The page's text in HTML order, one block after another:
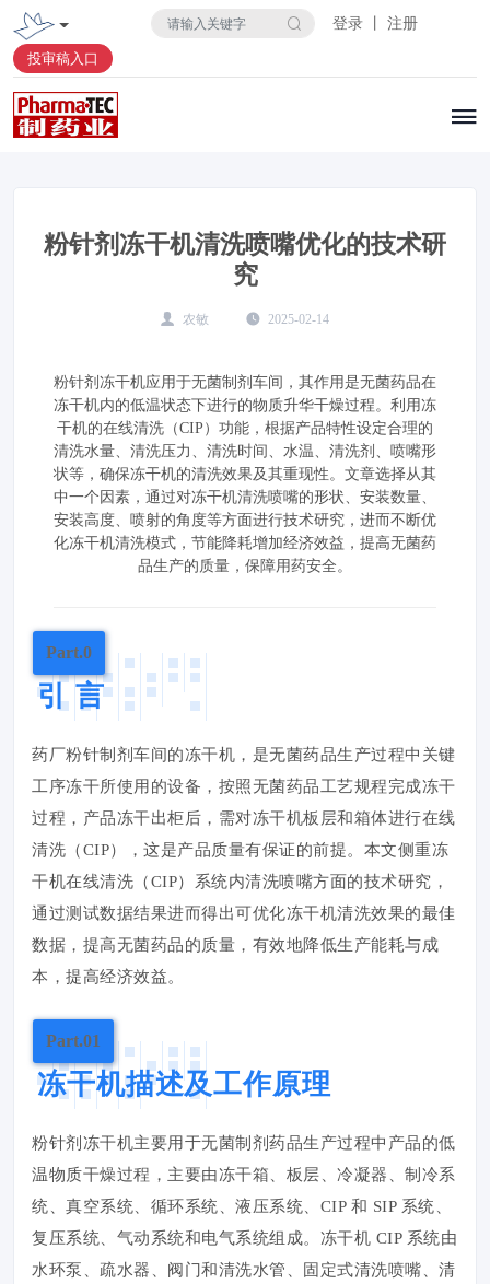
登录 丨 注册
投审稿入口
粉针剂冻干机清洗喷嘴优化的技术研
究
农敏 2025-02-14
粉针剂冻干机应用于无菌制剂车间，其作用是无菌药品在
冻干机内的低温状态下进行的物质升华干燥过程。利用冻
干机的在线清洗（CIP）功能，根据产品特性设定合理的
清洗水量、清洗压力、清洗时间、水温、清洗剂、喷嘴形
状等，确保冻干机的清洗效果及其重现性。文章选择从其
中一个因素，通过对冻干机清洗喷嘴的形状、安装数量、
安装高度、喷射的角度等方面进行技术研究，进而不断优
化冻干机清洗模式，节能降耗增加经济效益，提高无菌药
品生产的质量，保障用药安全。
Part.0
引 言
药厂粉针制剂车间的冻干机，是无菌药品生产过程中关键
工序冻干所使用的设备，按照无菌药品工艺规程完成冻干
过程，产品冻干出柜后，需对冻干机板层和箱体进行在线
清洗（CIP），这是产品质量有保证的前提。本文侧重冻
干机在线清洗（CIP）系统内清洗喷嘴方面的技术研究，
通过测试数据结果进而得出可优化冻干机清洗效果的最佳
数据，提高无菌药品的质量，有效地降低生产能耗与成
本，提高经济效益。
Part.01
冻干机描述及工作原理
粉针剂冻干机主要用于无菌制剂药品生产过程中产品的低
温物质干燥过程，主要由冻干箱、板层、冷凝器、制冷系
统、真空系统、循环系统、液压系统、CIP 和 SIP 系统、
复压系统、气动系统和电气系统组成。冻干机 CIP 系统由
水环泵、疏水器、阀门和清洗水管、固定式清洗喷嘴、清